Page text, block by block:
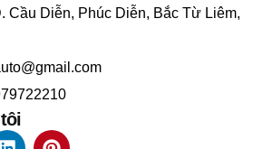
Cầu Diễn, Phúc Diễn, Bắc Từ Liêm,